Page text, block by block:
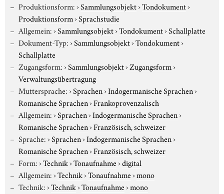
Produktionsform:›Sammlungsobjekt›Tondokument›
Produktionsform›Sprachstudie
Allgemein:›Sammlungsobjekt›Tondokument›Schallplatte
Dokument-Typ:›Sammlungsobjekt›Tondokument›
Schallplatte
Zugangsform:›Sammlungsobjekt›Zugangsform›
Verwaltungsübertragung
Muttersprache:›Sprachen›Indogermanische Sprachen›
Romanische Sprachen›Frankoprovenzalisch
Allgemein:›Sprachen›Indogermanische Sprachen›
Romanische Sprachen›Französisch, schweizer
Sprache:›Sprachen›Indogermanische Sprachen›
Romanische Sprachen›Französisch, schweizer
Form:›Technik›Tonaufnahme›digital
Allgemein:›Technik›Tonaufnahme›mono
Technik:›Technik›Tonaufnahme›mono